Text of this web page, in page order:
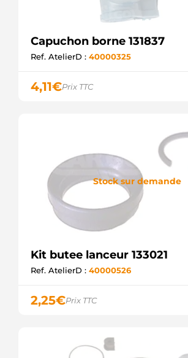
Capuchon borne 131837
Ref. AtelierD : 40000325
4,11€Prix TTC
Stock sur demande
Kit butee lanceur 133021
Ref. AtelierD : 40000526
2,25€Prix TTC